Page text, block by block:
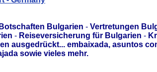
Botschaften Bulgarien - Vertretungen
- Reiseversicherung für Bulgarien -
ausgedrückt... embaixada, asuntos
sowie vieles mehr.